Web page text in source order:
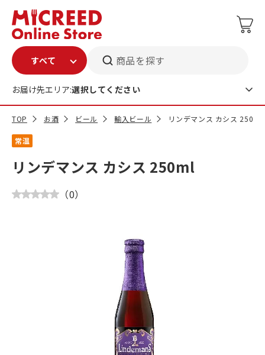
商品を探す
お届け先エリア:選択してください
TOP お酒 ビール 輸入ビール リンデマンス カシス 250ml
常温
リンデマンス カシス 250ml
（0）